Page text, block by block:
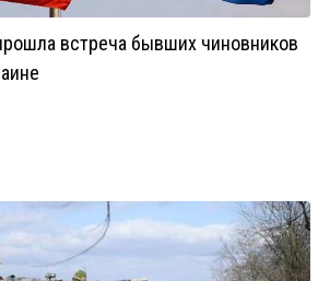
встреча бывших чиновников